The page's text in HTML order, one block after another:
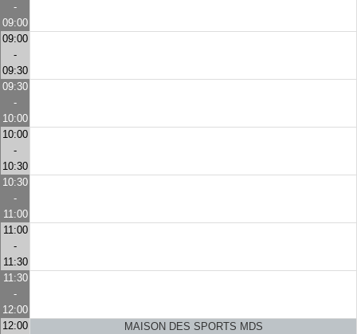
-
09:00
09:00
-
09:30
09:30
-
10:00
10:00
-
10:30
10:30
-
11:00
11:00
-
11:30
11:30
-
12:00
12:00
MAISON DES SPORTS MDS